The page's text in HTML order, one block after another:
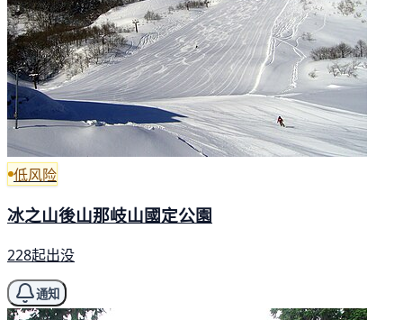
低风险
冰之山後山那岐山國定公園
228起出没
通知